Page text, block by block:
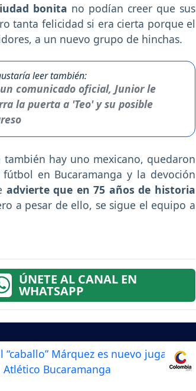
bonita no podían creer que sus
tanta felicidad si era cierta porque el
a un nuevo grupo de hinchas.
leer también:
comunicado oficial, Junior le
la puerta a 'Teo' y su posible
hay uno mexicano, quedaron
en Bucaramanga y la devoción
advierte que en 75 años de historia
a pesar de ello, se sigue el equipo a
ÚNETE AL CANAL EN
WHATSAPP